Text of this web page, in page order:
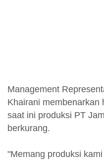
Management
Khairani membenarkan
saat ini produksi PT
berkurang.
"Memang produksi